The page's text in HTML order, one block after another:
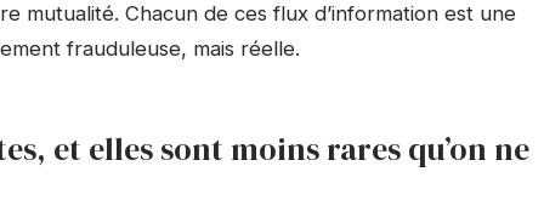
mutualité. Chacun de ces flux d’information est une
frauduleuse, mais réelle.
et elles sont moins rares qu’on ne